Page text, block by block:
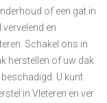
of een gat in
en
Schakel ons in
herstellen of uw dak
U kunt
in Vleteren en ver